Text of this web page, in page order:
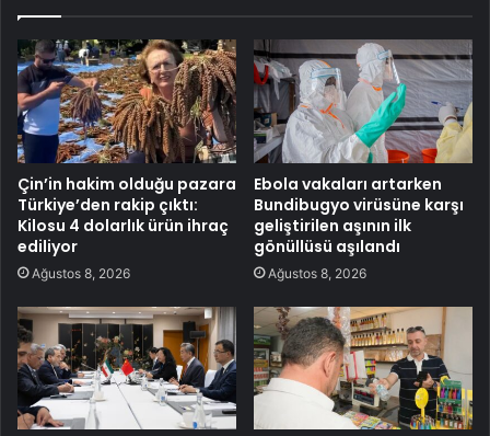
Çin’in hakim olduğu pazara
Türkiye’den rakip çıktı:
Kilosu 4 dolarlık ürün ihraç
ediliyor
Ağustos 8, 2026
Ebola vakaları artarken
Bundibugyo virüsüne karşı
geliştirilen aşının ilk
gönüllüsü aşılandı
Ağustos 8, 2026